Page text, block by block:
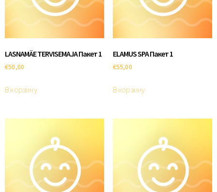
LASNAMÄE TERVISEMAJA Пакет 1
€50,00
В корзину
ELAMUS SPA Пакет 1
€55,00
В корзину